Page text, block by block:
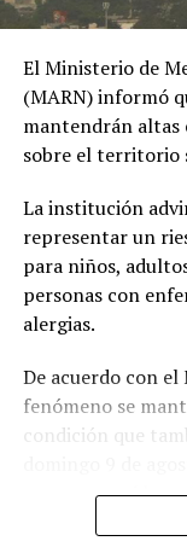
Relacionado
Ocho heridos tras
en edificio de barrio
Uruguay
23 julio, 2022
En «Internacionales»
El Ministerio de
(MARN) informó
mantendrán altas
sobre el territorio
La institución
representar un
para niños,
personas con
alergias.
De acuerdo con
fenómeno se
condición que
permanecerá